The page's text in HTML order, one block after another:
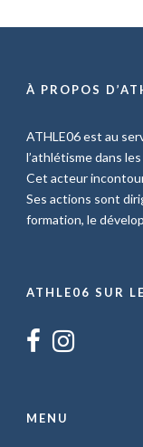
À PROPOS
ATHLE06 est au
l’athlétisme dans
Cet acteur
Ses actions sont
formation, le
ATHLE06 SUR
MENU